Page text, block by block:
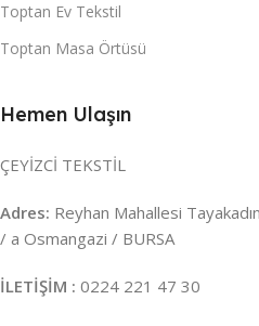
Toptan Ev Tekstil
Toptan Masa Örtüsü
Hemen Ulaşın
ÇEYİZCİ TEKSTİL
Adres: Reyhan Mahallesi
/ a Osmangazi / BURSA
İLETİŞİM : 0224 221 47 30